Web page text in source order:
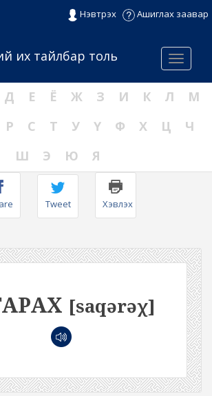
Нэвтрэх Ашиглах заавар
Menu
их тайлбар толь
Д Е Ё Ж З И К Л
М
Р С Т У Ү Ф Х Ц
Ч
Ш
Э Ю Я
Tweet Хэвлэх
[saqərəχ]